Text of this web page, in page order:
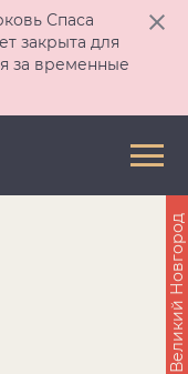
Спаса
закрыта для
за временные
Великий Новгород